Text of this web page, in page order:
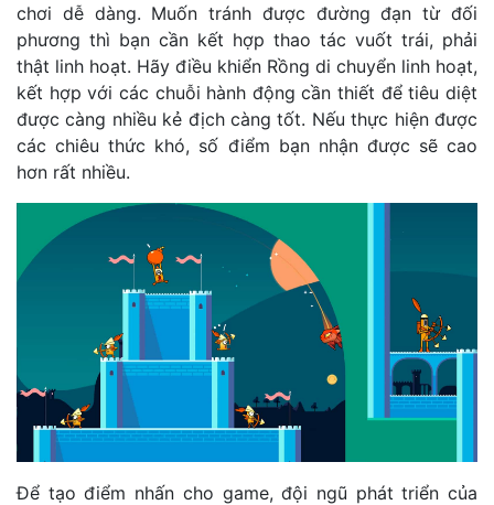
chơi dễ dàng. Muốn tránh được đường đạn từ đối
phương thì bạn cần kết hợp thao tác vuốt trái, phải
thật linh hoạt. Hãy điều khiển Rồng di chuyển linh hoạt,
kết hợp với các chuỗi hành động cần thiết để tiêu diệt
được càng nhiều kẻ địch càng tốt. Nếu thực hiện được
các chiêu thức khó, số điểm bạn nhận được sẽ cao
hơn rất nhiều.
Để tạo điểm nhấn cho game, đội ngũ phát triển của